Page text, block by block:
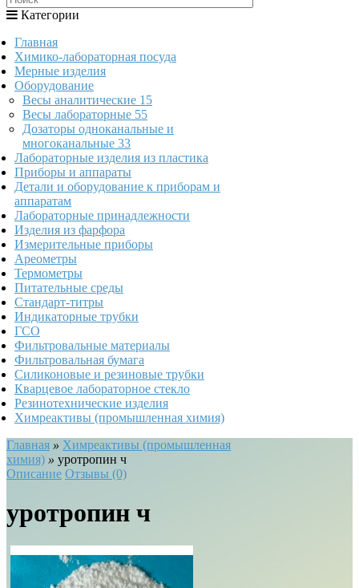
Категории
Главная
Химико-лабораторная посуда
Мерные изделия
Оборудование
Весы аналитические 15
Весы лабораторные 55
Дозаторы одноканальные и
многоканальные 33
Лабораторные изделия из пластика
Приборы и аппараты
Детали и оборудование к приборам и
аппаратам
Лабораторные принадлежности
Изделия из фарфора
Измерительные приборы
Ареометры
Термометры
Питательные среды
Стандарт-титры
Индикаторные трубки
ГСО
Фильтровальные материалы
Фильтровальная бумага
Силиконовые и резиновые трубки
Кварцевое лабораторное стекло
Резинотехнические изделия
Химреактивы (промышленная химия)
Главная » Химреактивы (промышленная
химия) » уротропин ч
Описание Отзывы (0)
уротропин ч